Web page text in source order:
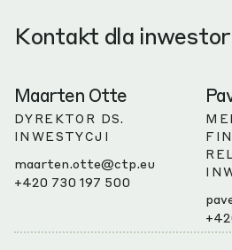
Kontakt dla
Maarten Otte
DYREKTOR DS.
INWESTYCJI
maarten.otte@ctp.eu
+420 730 197 500